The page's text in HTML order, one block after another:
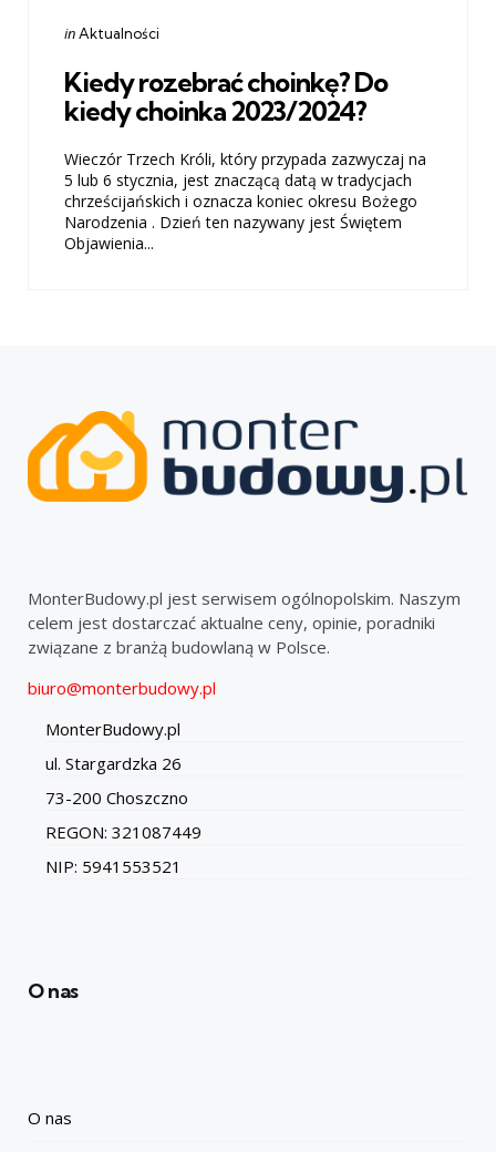
Categories
Posted
inAktualności
Kiedy rozebrać choinkę? Do
kiedy choinka 2023/2024?
Wieczór Trzech Króli, który przypada zazwyczaj na
5 lub 6 stycznia, jest znaczącą datą w tradycjach
chrześcijańskich i oznacza koniec okresu Bożego
Narodzenia . Dzień ten nazywany jest Świętem
Objawienia...
MonterBudowy.pl jest serwisem ogólnopolskim. Naszym
celem jest dostarczać aktualne ceny, opinie, poradniki
związane z branżą budowlaną w Polsce.
biuro@monterbudowy.pl
MonterBudowy.pl
ul. Stargardzka 26
73-200 Choszczno
REGON: 321087449
NIP: 5941553521
O nas
O nas